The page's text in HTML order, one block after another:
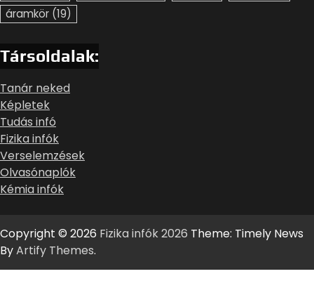
áramkör (19)
Társoldalak:
Tanár neked
Képletek
Tudás infó
Fizika infók
Verselemzések
Olvasónaplók
Kémia infók
Copyright © 2026 Fizika infók 2026 Theme: Timely News
ByArtify Themes.